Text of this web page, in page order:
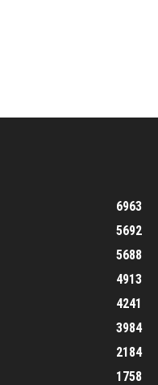
6963
5692
5688
4913
4241
3984
2184
1758